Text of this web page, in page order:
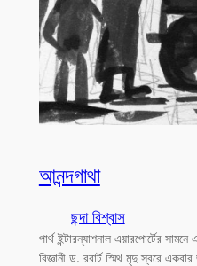
আনন্দগাথা
ছন্দা বিশ্বাস
পার্থ ইন্টারন্যাশনাল এয়ারপোর্টের
বিজ্ঞানী ড. রবার্ট স্মিথ মৃদু স্বরে